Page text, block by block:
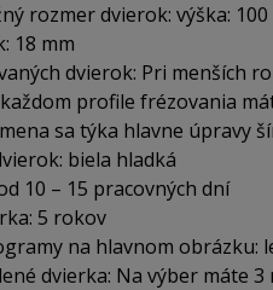
rozmer dvierok: výška: 100
18 mm
dvierok: Pri menších
profile frézovania
sa týka hlavne úpravy
biela hladká
10 – 15 pracovných dní
5 rokov
na hlavnom
dvierka: Na výber máte